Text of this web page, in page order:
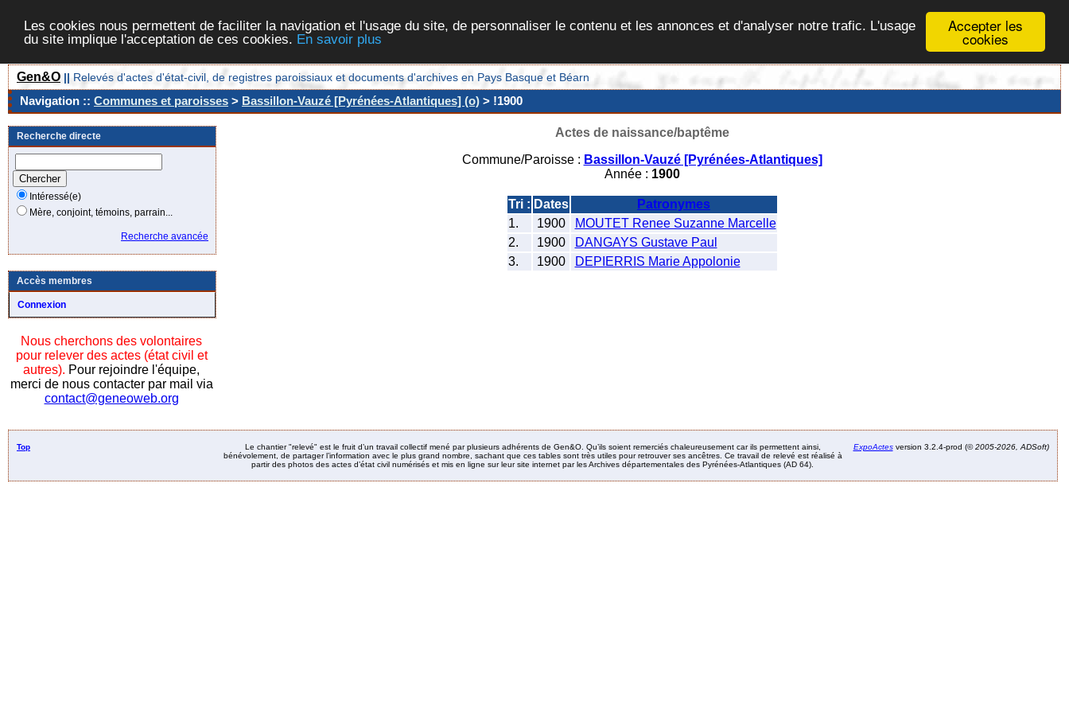
Accepter les
cookies
Les cookies nous permettent de faciliter la navigation et l'usage du site, de personnaliser le contenu et les annonces et d'analyser notre trafic. L'usage
du site implique l'acceptation de ces cookies. En savoir plus
Gen&O || Relevés d'actes d'état-civil, de registres paroissiaux et documents d'archives en Pays Basque et Béarn
Navigation :: Communes et paroisses > Bassillon-Vauzé [Pyrénées-Atlantiques] (o) > !1900
Recherche directe
Intéressé(e)
Mère, conjoint, témoins, parrain...
Recherche avancée
Accès membres
Connexion
Nous cherchons des volontaires
pour relever des actes (état civil et
autres). Pour rejoindre l'équipe,
merci de nous contacter par mail via
contact@geneoweb.org
Actes de naissance/baptême
Commune/Paroisse : Bassillon-Vauzé [Pyrénées-Atlantiques]
Année : 1900
Tri : Dates
Patronymes
1.
1900
MOUTET Renee Suzanne Marcelle
2.
1900
DANGAYS Gustave Paul
3.
1900 DEPIERRIS Marie Appolonie
Top
Le chantier "relevé" est le fruit d’un travail collectif mené par plusieurs adhérents de Gen&O. Qu’ils soient remerciés chaleureusement car ils permettent ainsi,
bénévolement, de partager l’information avec le plus grand nombre, sachant que ces tables sont très utiles pour retrouver ses ancêtres. Ce travail de relevé est réalisé à
partir des photos des actes d’état civil numérisés et mis en ligne sur leur site internet par les Archives départementales des Pyrénées-Atlantiques (AD 64).
ExpoActesversion 3.2.4-prod (©2005-2026, ADSoft)